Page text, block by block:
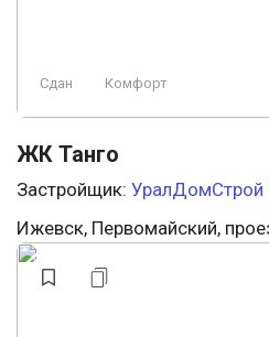
Сдан Комфорт
ЖК Танго
Застройщик: УралДомСтрой
Ижевск, Первомайский,